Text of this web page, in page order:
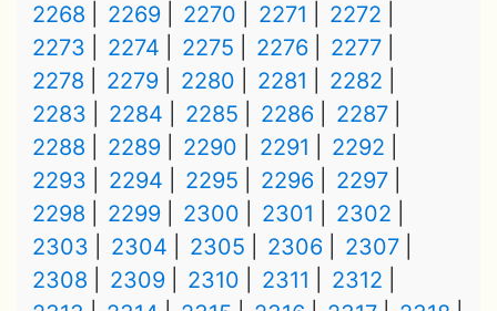
2268
2269 2270 2271
2272
2273
2274 2275 2276
2277
2278
2279 2280 2281
2282
2283
2284 2285 2286
2287
2288
2289 2290 2291
2292
2293
2294 2295 2296
2297
2298
2299 2300 2301
2302
2303
2304 2305 2306
2307
2308
2309 2310 2311
2312